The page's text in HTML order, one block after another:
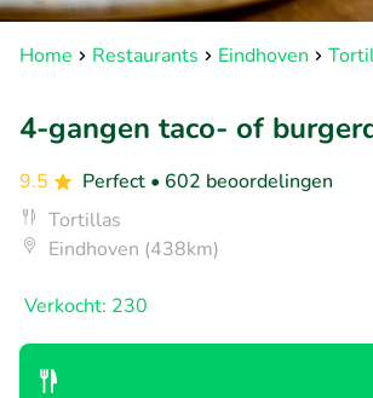
Home Restaurants Eindhoven
4-gangen taco- of
9.5 Perfect • 602 beoordelingen
Tortillas
Eindhoven (438km)
Verkocht: 230